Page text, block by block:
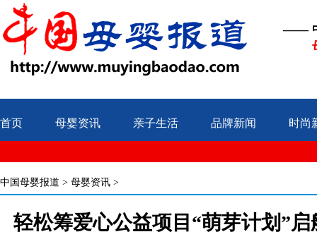
——
首页 母婴资讯 亲子生活 品牌新闻 时尚
中国母婴报道 > 母婴资讯 >
轻松筹爱心公益项目“萌芽计划”